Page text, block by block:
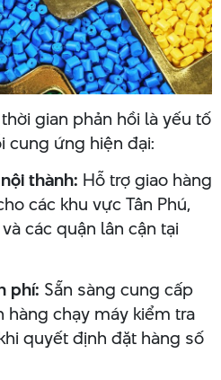
gian phản hồi là yếu tố
cung ứng hiện đại:
thành: Hỗ trợ giao hàng
các khu vực Tân Phú,
và các quận lân cận tại
phí: Sẵn sàng cung cấp
hàng chạy máy kiểm tra
quyết định đặt hàng số